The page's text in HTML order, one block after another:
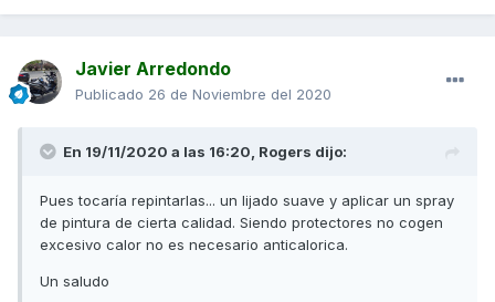
Javier Arredondo
Publicado 26 de Noviembre del 2020
En 19/11/2020 a las 16:20, Rogers dijo:
Pues tocaría repintarlas... un lijado suave y aplicar un spray
de pintura de cierta calidad. Siendo protectores no cogen
excesivo calor no es necesario anticalorica.
Un saludo